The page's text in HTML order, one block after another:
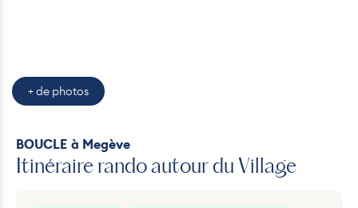
BOUCLE à Megève
Itinéraire rando autour du Village
+ de photos